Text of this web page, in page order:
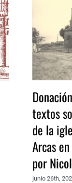
textos
de la
Arcas
por
junio 26th,